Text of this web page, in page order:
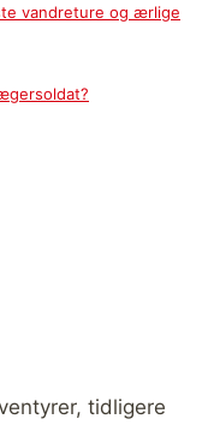
vandreture og ærlige
tidligere